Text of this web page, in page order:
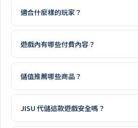
適合什麼樣的玩家？
遊戲內有哪些付費內容？
儲值推薦哪些商品？
JISU 代儲這款遊戲安全嗎？